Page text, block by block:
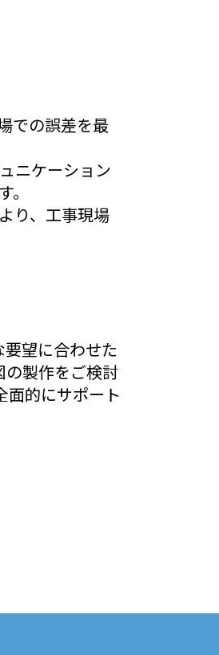
での誤差を最
ニケーション
り、工事現場
望に合わせた
の製作をご検討
面的にサポート